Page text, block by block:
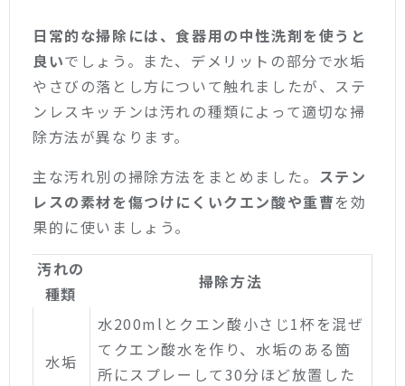
日常的な掃除には、食器用の中性洗剤を使うと
良いでしょう。また、デメリットの部分で水垢
やさびの落とし方について触れましたが、ステ
ンレスキッチンは汚れの種類によって適切な掃
除方法が異なります。
主な汚れ別の掃除方法をまとめました。 ステン
レスの素材を傷つけにくいクエン酸や重曹を効
果的に使いましょう。
汚れの
種類
掃除方法
水垢
水200mlとクエン酸小さじ1杯を混ぜ
てクエン酸水を作り、水垢のある箇
所にスプレーして30分ほど放置した